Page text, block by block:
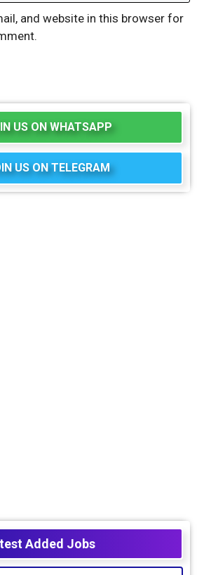
and website in this browser for
US ON WHATSAPP
US ON TELEGRAM
Added Jobs